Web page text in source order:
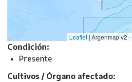
Leaflet | Argenmap v2
Condición:
Presente
Cultivos / Órgano afectado: